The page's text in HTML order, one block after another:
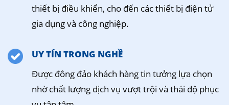
thiết bị điều khiển, cho đến các thiết bị điện tử
gia dụng và công nghiệp.
UY TÍN TRONG NGHỀ
Được đông đảo khách hàng tin tưởng lựa chọn
nhờ chất lượng dịch vụ vượt trội và thái độ phục